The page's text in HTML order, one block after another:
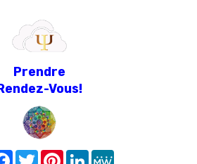
Prendre
Vous!
FacebookTwitterPinterest
LinkedIn